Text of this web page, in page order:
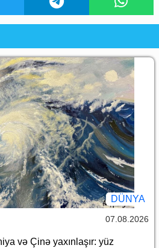
DÜNYA
07.08.2026
və Çinə yaxınlaşır: yüz